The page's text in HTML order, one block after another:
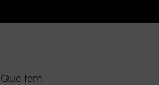
Que fem